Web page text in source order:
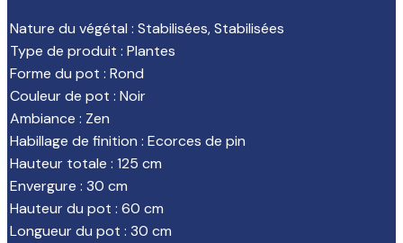
Nature du végétal : Stabilisées,Stabilisées
Type de produit : Plantes
Forme du pot : Rond
Couleur de pot : Noir
Ambiance : Zen
Habillage de finition : Ecorces de pin
Hauteur totale : 125 cm
Envergure : 30 cm
Hauteur du pot : 60 cm
Longueur du pot : 30 cm